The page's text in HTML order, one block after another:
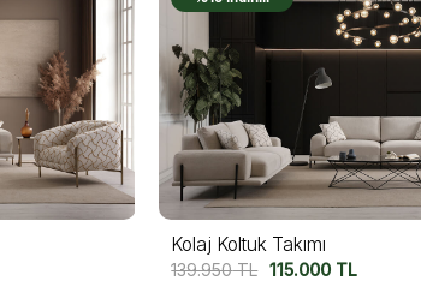
Kolaj Koltuk Takımı
139.950TL 115.000 TL